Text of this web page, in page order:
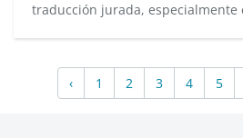
traducción jurada, especialmente
‹ 1 2 3 4 5